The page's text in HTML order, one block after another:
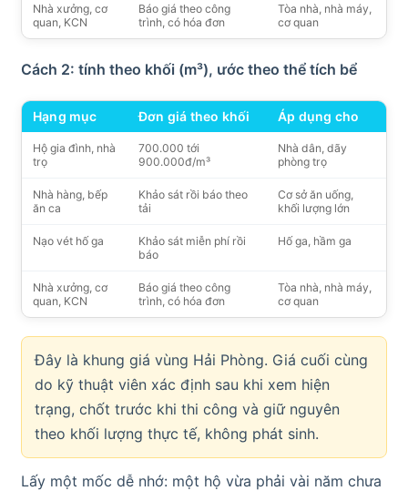
Nhà xưởng, cơ
quan, KCN
Báo giá theo công
trình, có hóa đơn
Tòa nhà, nhà máy,
cơ quan
Cách 2: tính theo khối (m³), ước theo thể tích bể
Hạng mục Đơn giá theo khối Áp dụng cho
Hộ gia đình, nhà
trọ
700.000 tới
900.000đ/m³
Nhà dân, dãy
phòng trọ
Nhà hàng, bếp
ăn ca
Khảo sát rồi báo theo
tải
Cơ sở ăn uống,
khối lượng lớn
Nạo vét hố ga
Khảo sát miễn phí rồi
báo
Hố ga, hầm ga
Nhà xưởng, cơ
quan, KCN
Báo giá theo công
trình, có hóa đơn
Tòa nhà, nhà máy,
cơ quan
Đây là khung giá vùng Hải Phòng. Giá cuối cùng
do kỹ thuật viên xác định sau khi xem hiện
trạng, chốt trước khi thi công và giữ nguyên
theo khối lượng thực tế, không phát sinh.
Lấy một mốc dễ nhớ: một hộ vừa phải vài năm chưa